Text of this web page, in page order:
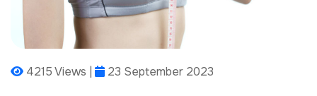
4215 Views | 23 September 2023